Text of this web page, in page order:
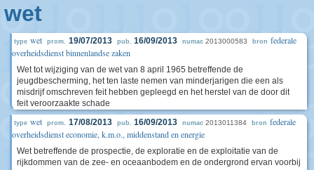
wet
type wet prom. 19/07/2013 pub. 16/09/2013 numac 2013000583 bron federale
overheidsdienst binnenlandse zaken
Wet tot wijziging van de wet van 8 april 1965 betreffende de
jeugdbescherming, het ten laste nemen van minderjarigen die een als
misdrijf omschreven feit hebben gepleegd en het herstel van de door dit
feit veroorzaakte schade
type wet prom. 17/08/2013 pub. 16/09/2013 numac 2013011384 bron federale
overheidsdienst economie, k.m.o., middenstand en energie
Wet betreffende de prospectie, de exploratie en de exploitatie van de
rijkdommen van de zee- en oceaanbodem en de ondergrond ervan voorbij